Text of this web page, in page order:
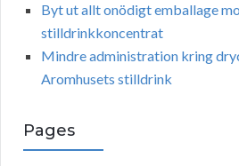
Byt ut allt onödigt emballage
stilldrinkkoncentrat
Mindre administration kring
Aromhusets stilldrink
Pages